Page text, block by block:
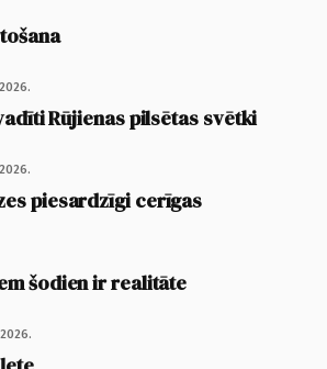
Rūjienas pilsētas svētki
piesardzīgi cerīgas
šodien ir realitāte